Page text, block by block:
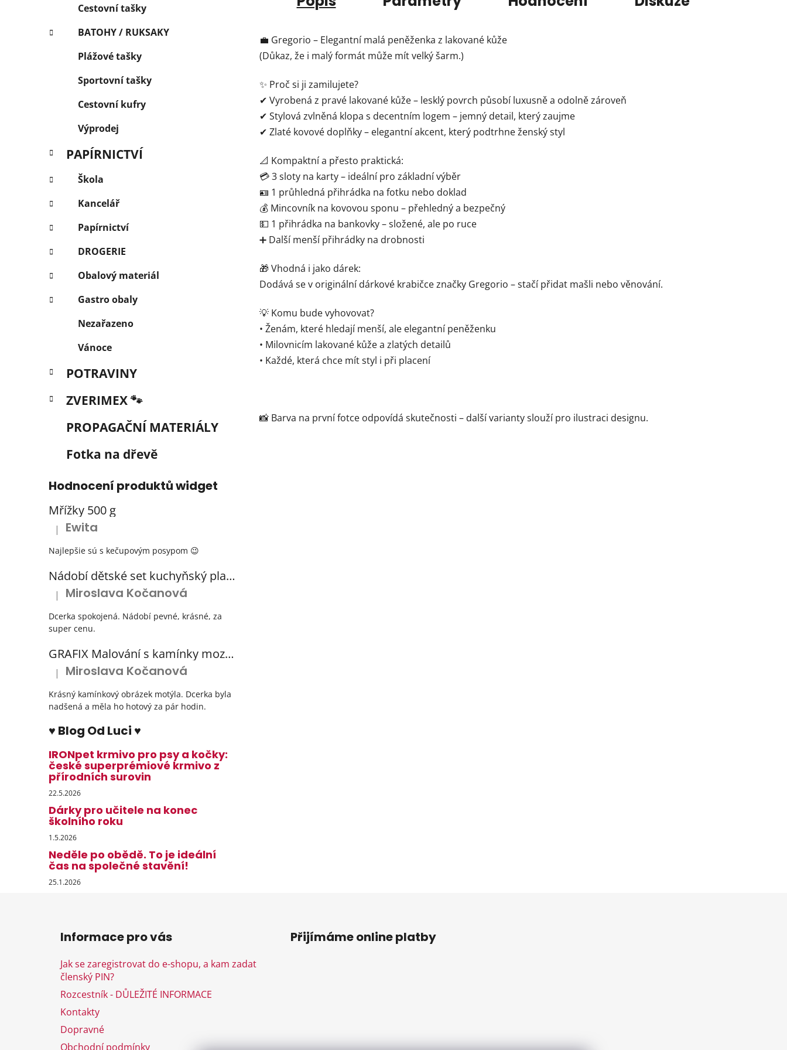
Cestovní tašky
BATOHY / RUKSAKY
Plážové tašky
Sportovní tašky
Cestovní kufry
Výprodej
PAPÍRNICTVÍ
Škola
Kancelář
Papírnictví
DROGERIE
Obalový materiál
Gastro obaly
Nezařazeno
Vánoce
POTRAVINY
ZVERIMEX 🐾
PROPAGAČNÍ MATERIÁLY
Fotka na dřevě
Hodnocení produktů widget
Mřížky 500 g
Hodnocení produktu je 5 z 5 hvězdiček.
| Ewita
Najlepšie sú s kečupovým posypom 😉
Nádobí dětské set kuchyňský plastový s odkapávačem 3 barvy
Hodnocení produktu je 5 z 5 hvězdiček.
| Miroslava Kočanová
Dcerka spokojená. Nádobí pevné, krásné, za
super cenu.
GRAFIX Malování s kamínky mozaika diamantový obrázek 3 druhy
Hodnocení produktu je 5 z 5 hvězdiček.
| Miroslava Kočanová
Krásný kamínkový obrázek motýla. Dcerka byla
nadšená a měla ho hotový za pár hodin.
♥ Blog Od Luci ♥
IRONpet krmivo pro psy a kočky:
české superprémiové krmivo z
přírodních surovin
22.5.2026
Dárky pro učitele na konec
školního roku
1.5.2026
Neděle po obědě. To je ideální
čas na společné stavění!
25.1.2026
💼 Gregorio – Elegantní malá peněženka z lakované kůže
(Důkaz, že i malý formát může mít velký šarm.)
✨ Proč si ji zamilujete?
✔ Vyrobená z pravé lakované kůže – lesklý povrch působí luxusně a odolně zároveň
✔ Stylová zvlněná klopa s decentním logem – jemný detail, který zaujme
✔ Zlaté kovové doplňky – elegantní akcent, který podtrhne ženský styl
📐 Kompaktní a přesto praktická:
💳 3 sloty na karty – ideální pro základní výběr
🪪 1 průhledná přihrádka na fotku nebo doklad
💰 Mincovník na kovovou sponu – přehledný a bezpečný
💵 1 přihrádka na bankovky – složené, ale po ruce
➕ Další menší přihrádky na drobnosti
🎁 Vhodná i jako dárek:
Dodává se v originální dárkové krabičce značky Gregorio – stačí přidat mašli nebo věnování.
💡 Komu bude vyhovovat?
• Ženám, které hledají menší, ale elegantní peněženku
• Milovnicím lakované kůže a zlatých detailů
• Každé, která chce mít styl i při placení
📸 Barva na první fotce odpovídá skutečnosti – další varianty slouží pro ilustraci designu.
Informace pro vás
Jak se zaregistrovat do e-shopu, a kam zadat
členský PIN?
Rozcestník - DŮLEŽITÉ INFORMACE
Kontakty
Dopravné
Obchodní podmínky
Přijímáme online platby